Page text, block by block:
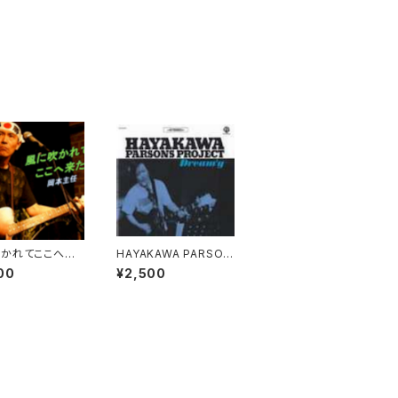
れてここへ来
主任
HAYAKAWA PARSON
S PROJECT​ / DREA
M'Y
¥2,500